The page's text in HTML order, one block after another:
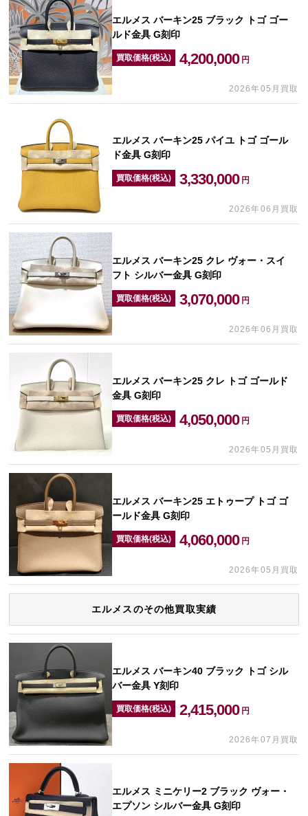
エルメス バーキン25 ブラック トゴ ゴー
ルド金具 G刻印
買取価格(税込) 4,200,000 円
2026年05月買取
エルメス バーキン25 パイユ トゴ ゴール
ド金具 G刻印
買取価格(税込) 3,330,000 円
2026年06月買取
エルメス バーキン25 クレ ヴォー・スイ
フト シルバー金具 G刻印
買取価格(税込) 3,070,000 円
2026年06月買取
エルメス バーキン25 クレ トゴ ゴールド
金具 G刻印
買取価格(税込) 4,050,000 円
2026年05月買取
エルメス バーキン25 エトゥープ トゴ ゴ
ールド金具 G刻印
買取価格(税込) 4,060,000 円
2026年05月買取
エルメスのその他買取実績
エルメス バーキン40 ブラック トゴ シル
バー金具 Y刻印
買取価格(税込) 2,415,000 円
2026年07月買取
エルメス ミニケリー2 ブラック ヴォー・
エプソン シルバー金具 G刻印